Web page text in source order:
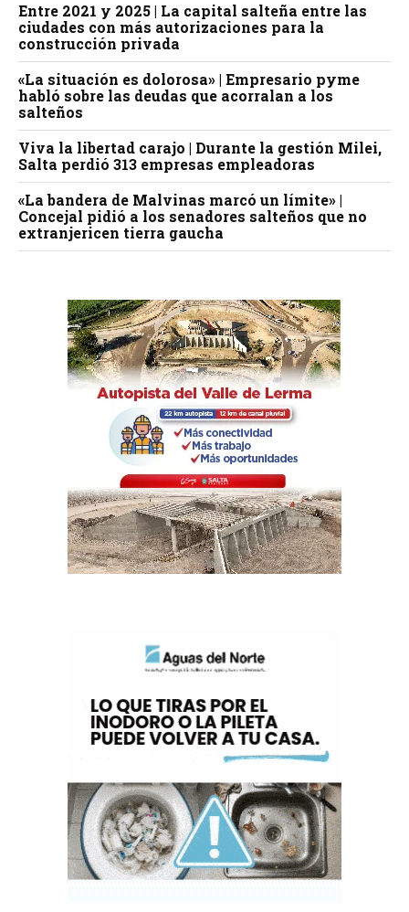
Entre 2021 y 2025 | La capital salteña entre las
ciudades con más autorizaciones para la
construcción privada
«La situación es dolorosa» | Empresario pyme
habló sobre las deudas que acorralan a los
salteños
Viva la libertad carajo | Durante la gestión Milei,
Salta perdió 313 empresas empleadoras
«La bandera de Malvinas marcó un límite» |
Concejal pidió a los senadores salteños que no
extranjericen tierra gaucha